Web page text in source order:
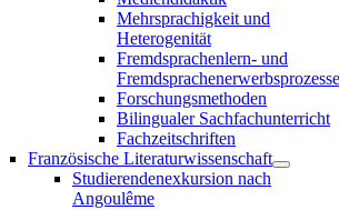
Mehrsprachigkeit und
Heterogenität
Fremdsprachenlern- und
Fremdsprachenerwerbsprozesse
Forschungsmethoden
Bilingualer Sachfachunterricht
Fachzeitschriften
Französische Literaturwissenschaft
Studierendenexkursion nach
Angoulême